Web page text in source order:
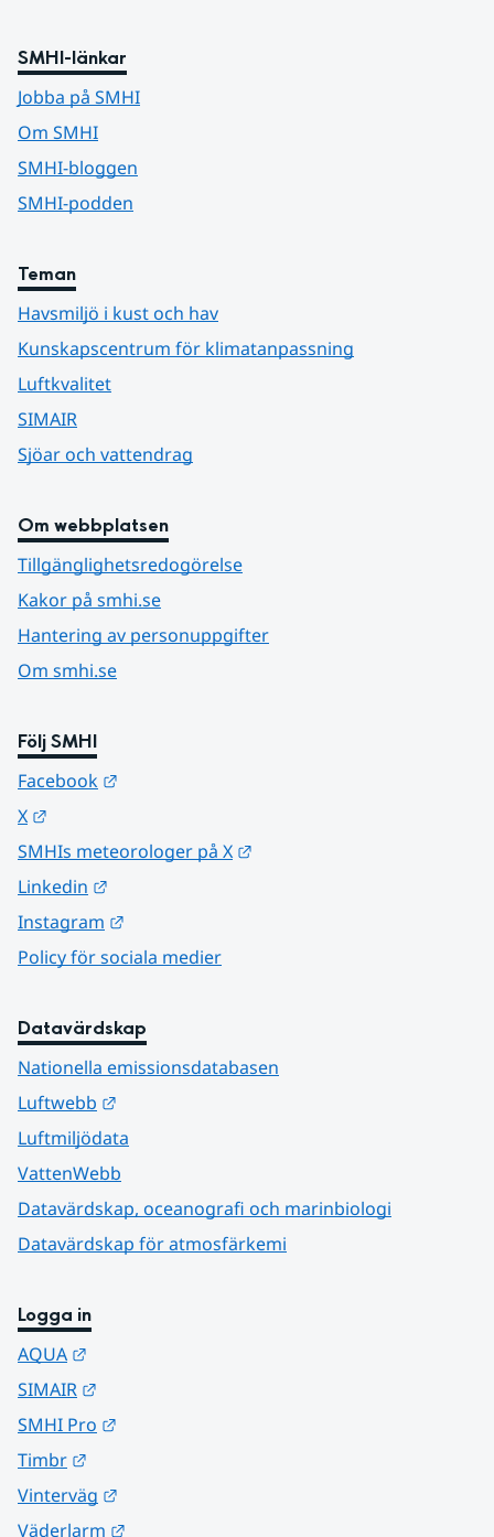
SMHI-länkar
Jobba på SMHI
Om SMHI
SMHI-bloggen
SMHI-podden
Teman
Havsmiljö i kust och hav
Kunskapscentrum för klimatanpassning
Luftkvalitet
SIMAIR
Sjöar och vattendrag
Om webbplatsen
Tillgänglighetsredogörelse
Kakor på smhi.se
Hantering av personuppgifter
Om smhi.se
Följ SMHI
Facebook
X
SMHIs meteorologer på X
Linkedin
Instagram
Policy för sociala medier
Datavärdskap
Nationella emissionsdatabasen
Luftwebb
Luftmiljödata
VattenWebb
Datavärdskap, oceanografi och marinbiologi
Datavärdskap för atmosfärkemi
Logga in
AQUA
SIMAIR
SMHI Pro
Timbr
Vinterväg
Väderlarm